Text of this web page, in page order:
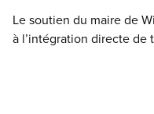
Le soutien du maire de
à l’intégration directe de